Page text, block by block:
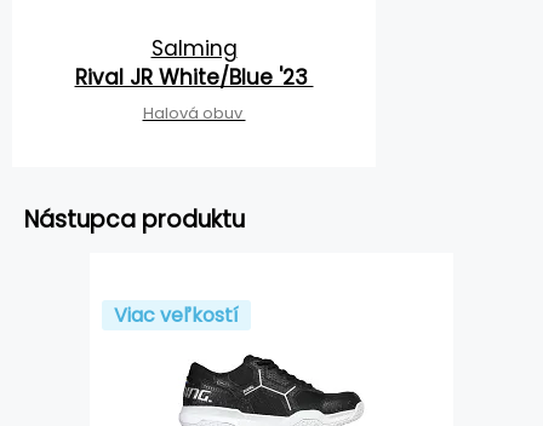
Salming
Rival JR White/Blue '23
Halová obuv
Nástupca produktu
Viac veľkostí